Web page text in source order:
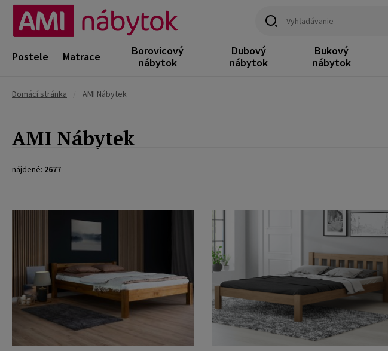
Postele Matrace
Borovicový
nábytok
Dubový
nábytok
Bukový
nábytok
Domácí stránka AMI Nábytek
AMI Nábytek
nájdené: 2677